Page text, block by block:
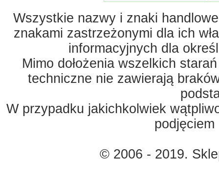
Wszystkie nazwy i znaki
znakami zastrzeżonymi dla ich
informacyjnych dla
Mimo dołożenia wszelkich
techniczne nie zawierają
W przypadku jakichkolwiek
© 2006 - 2019.